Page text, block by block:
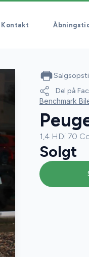
Kontakt
Del på
Benchmark
1,4 HDi 70
Solgt